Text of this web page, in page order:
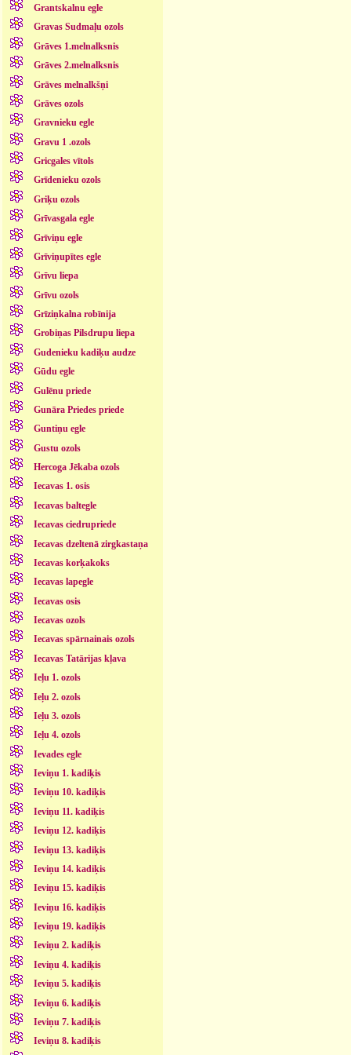
Grantskalnu egle
Gravas Sudmaļu ozols
Grāves 1.melnalksnis
Grāves 2.melnalksnis
Grāves melnalkšņi
Grāves ozols
Gravnieku egle
Gravu 1 .ozols
Gricgales vītols
Grīdenieku ozols
Griķu ozols
Grīvasgala egle
Grīviņu egle
Grīviņupītes egle
Grīvu liepa
Grīvu ozols
Grīziņkalna robīnija
Grobiņas Pilsdrupu liepa
Gudenieku kadiķu audze
Gūdu egle
Gulēnu priede
Gunāra Priedes priede
Guntiņu egle
Gustu ozols
Hercoga Jēkaba ozols
Iecavas 1. osis
Iecavas baltegle
Iecavas ciedrupriede
Iecavas dzeltenā zirgkastaņa
Iecavas korķakoks
Iecavas lapegle
Iecavas osis
Iecavas ozols
Iecavas spārnainais ozols
Iecavas Tatārijas kļava
Ieļu 1. ozols
Ieļu 2. ozols
Ieļu 3. ozols
Ieļu 4. ozols
Ievades egle
Ieviņu 1. kadiķis
Ieviņu 10. kadiķis
Ieviņu 11. kadiķis
Ieviņu 12. kadiķis
Ieviņu 13. kadiķis
Ieviņu 14. kadiķis
Ieviņu 15. kadiķis
Ieviņu 16. kadiķis
Ieviņu 19. kadiķis
Ieviņu 2. kadiķis
Ieviņu 4. kadiķis
Ieviņu 5. kadiķis
Ieviņu 6. kadiķis
Ieviņu 7. kadiķis
Ieviņu 8. kadiķis